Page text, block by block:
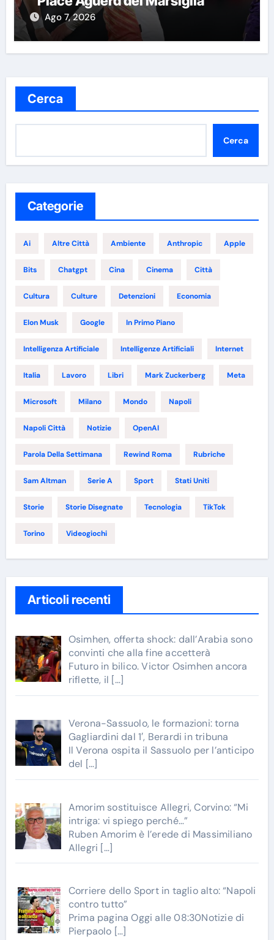
Ago 7, 2026
Cerca
Cerca
Categorie
Ai Altre Città Ambiente Anthropic Apple
Bits Chatgpt Cina Cinema Città
Cultura Culture Detenzioni Economia
Elon Musk Google In Primo Piano
Intelligenza Artificiale Intelligenze Artificiali Internet
Italia Lavoro Libri Mark Zuckerberg Meta
Microsoft Milano Mondo Napoli
Napoli Città Notizie OpenAI
Parola Della Settimana Rewind Roma Rubriche
Sam Altman Serie A Sport Stati Uniti
Storie Storie Disegnate Tecnologia TikTok
Torino Videogiochi
Articoli recenti
Osimhen, offerta shock: dall’Arabia sono
convinti che alla fine accetterà
Futuro in bilico. Victor Osimhen ancora
riflette, il […]
Verona-Sassuolo, le formazioni: torna
Gagliardini dal 1′, Berardi in tribuna
Il Verona ospita il Sassuolo per l’anticipo
del […]
Amorim sostituisce Allegri, Corvino: “Mi
intriga: vi spiego perché…”
Ruben Amorim è l’erede di Massimiliano
Allegri […]
Corriere dello Sport in taglio alto: “Napoli
contro tutto”
Prima pagina Oggi alle 08:30Notizie di
Pierpaolo […]